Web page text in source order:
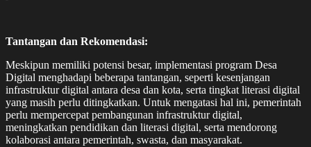
Tantangan dan Rekomendasi:
Meskipun memiliki potensi besar, implementasi program Desa
Digital menghadapi beberapa tantangan, seperti kesenjangan
infrastruktur digital antara desa dan kota, serta tingkat literasi digital
yang masih perlu ditingkatkan. Untuk mengatasi hal ini, pemerintah
perlu mempercepat pembangunan infrastruktur digital,
meningkatkan pendidikan dan literasi digital, serta mendorong
kolaborasi antara pemerintah, swasta, dan masyarakat.